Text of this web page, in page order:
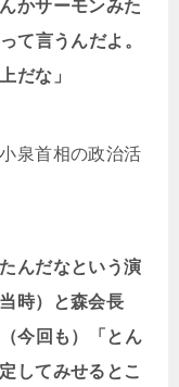
かサーモンみた
て言うんだよ。
だな」
泉首相の政治活
んだなという演
時）と森会長
今回も）「とん
してみせるとこ